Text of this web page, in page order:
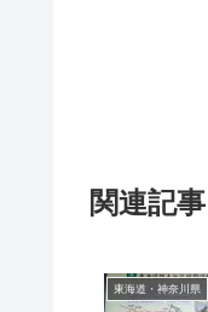
関連記事
東海道・神奈川県